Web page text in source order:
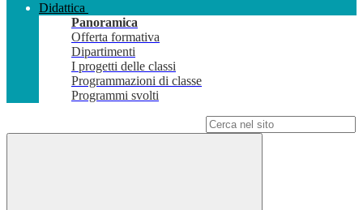
Didattica
Panoramica
Offerta formativa
Dipartimenti
I progetti delle classi
Programmazioni di classe
Programmi svolti